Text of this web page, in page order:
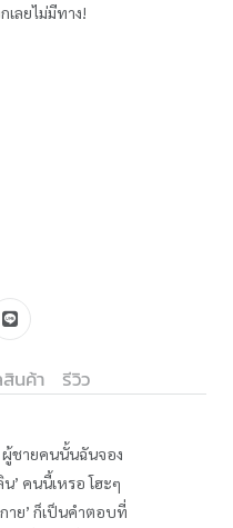
ลยไม่มีทาง!
นค้า รีวิว
ผู้ชายคนนั้นฉันจอง
’ คนนี้เหรอ โฮะๆ
าย’ ก็เป็นคำตอบที่